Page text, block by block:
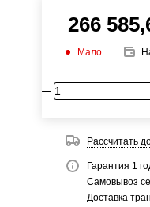
266
Мало
Рассчитать
Гарантия 1
Самовывоз
Доставка